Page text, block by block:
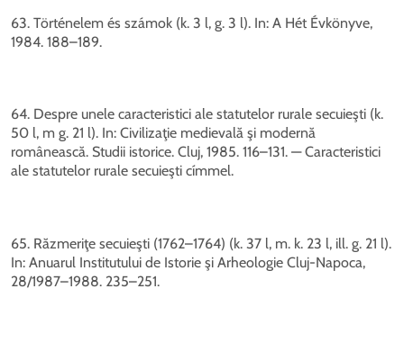
63. Történelem és számok (k. 3 l, g. 3 l). In: A Hét Évkönyve,
1984. 188–189.
64. Despre unele caracteristici ale statutelor rurale secuieşti (k.
50 l, m g. 21 l). In: Civilizaţie medievală şi modernă
românească. Studii istorice. Cluj, 1985. 116–131. — Caracteristici
ale statutelor rurale secuieşti címmel.
65. Răzmeriţe secuieşti (1762–1764) (k. 37 l, m. k. 23 l, ill. g. 21 l).
In: Anuarul Institutului de Istorie şi Arheologie Cluj-Napoca,
28/1987–1988. 235–251.